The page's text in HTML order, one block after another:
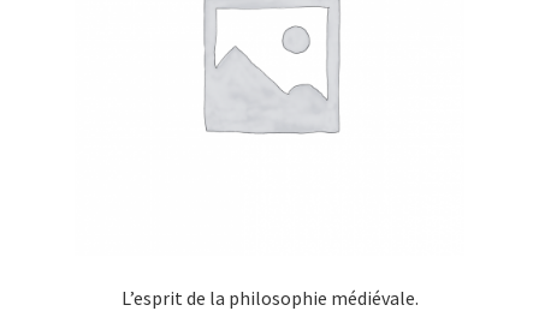
L’esprit de la philosophie médiévale.